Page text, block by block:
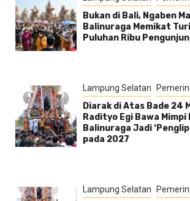
Bukan di Bali, Ngaben
Balinuraga Memikat
Puluhan Ribu
Lampung Selatan
Diarak di Atas Bade 24
Radityo Egi Bawa Mimpi
Balinuraga Jadi
pada 2027
Lampung Selatan